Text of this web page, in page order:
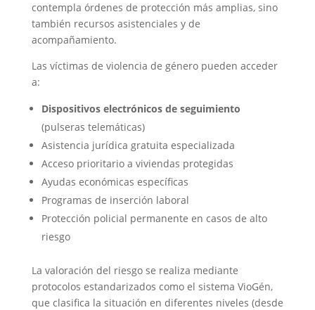
contempla órdenes de protección más amplias, sino
también recursos asistenciales y de
acompañamiento.
Las víctimas de violencia de género pueden acceder
a:
Dispositivos electrónicos de seguimiento
(pulseras telemáticas)
Asistencia jurídica gratuita especializada
Acceso prioritario a viviendas protegidas
Ayudas económicas específicas
Programas de inserción laboral
Protección policial permanente en casos de alto
riesgo
La valoración del riesgo se realiza mediante
protocolos estandarizados como el sistema VioGén,
que clasifica la situación en diferentes niveles (desde